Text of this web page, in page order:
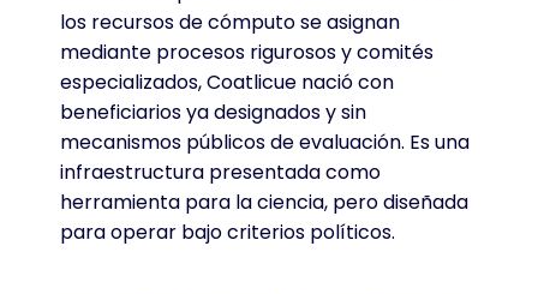
los recursos de cómputo se asignan
mediante procesos rigurosos y comités
especializados, Coatlicue nació con
beneficiarios ya designados y sin
mecanismos públicos de evaluación. Es una
infraestructura presentada como
herramienta para la ciencia, pero diseñada
para operar bajo criterios políticos.